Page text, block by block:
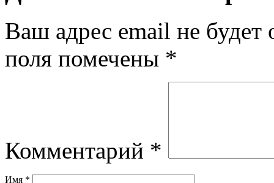
Ваш адрес email не будет
поля помечены *
Комментарий *
Имя *